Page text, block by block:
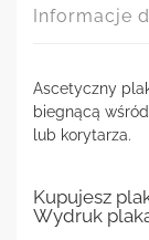
Informacje
Ascetyczny
biegnącą
lub korytarza.
Kupujesz
Wydruk